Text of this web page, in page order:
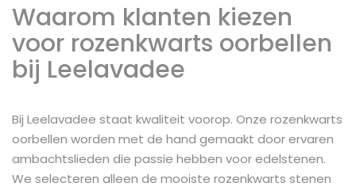
Waarom klanten kiezen
voor rozenkwarts oorbellen
bij Leelavadee
Bij Leelavadee staat kwaliteit voorop. Onze rozenkwarts
oorbellen worden met de hand gemaakt door ervaren
ambachtslieden die passie hebben voor edelstenen.
We selecteren alleen de mooiste rozenkwarts stenen